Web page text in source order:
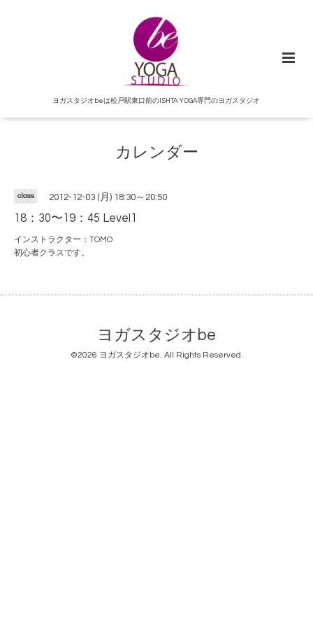
ヨガスタジオbeは松戸駅東口前のISHTA YOGA専門のヨガスタジオ
カレンダー
class 2012-12-03 (月) 18:30～20:50
18：30〜19：45 Level1
インストラクター：TOMO
初心者クラスです。
ヨガスタジオbe
©2026 ヨガスタジオbe. All Rights Reserved.